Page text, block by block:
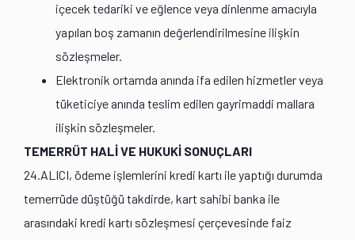
içecek tedariki ve eğlence veya dinlenme amacıyla
yapılan boş zamanın değerlendirilmesine ilişkin
sözleşmeler.
Elektronik ortamda anında ifa edilen hizmetler veya
tüketiciye anında teslim edilen gayrimaddi mallara
ilişkin sözleşmeler.
TEMERRÜT HALİ VE HUKUKİ SONUÇLARI
24.ALICI, ödeme işlemlerini kredi kartı ile yaptığı durumda
temerrüde düştüğü takdirde, kart sahibi banka ile
arasındaki kredi kartı sözleşmesi çerçevesinde faiz